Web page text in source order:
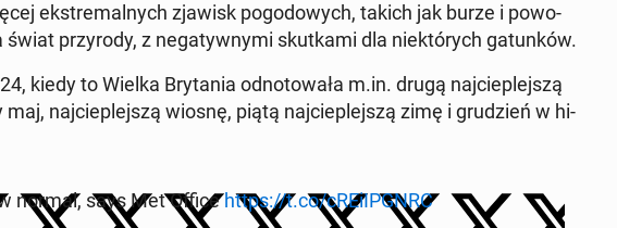
eks­tre­mal­nych zjawisk po­go­do­wych, takich jak burze i po­wo­
świat przy­ro­dy, z ne­ga­tyw­ny­mi skut­ka­mi dla nie­któ­rych ga­tun­ków.
kiedy to Wielka Bry­ta­nia od­no­to­wa­ła m.in. drugą naj­cie­plej­szą
naj­cie­plej­szą wiosnę, piątą naj­cie­plej­szą zimę i gru­dzień w hi­
normal, says Met Officehttps://t.co/cRE­iIP­GNRC